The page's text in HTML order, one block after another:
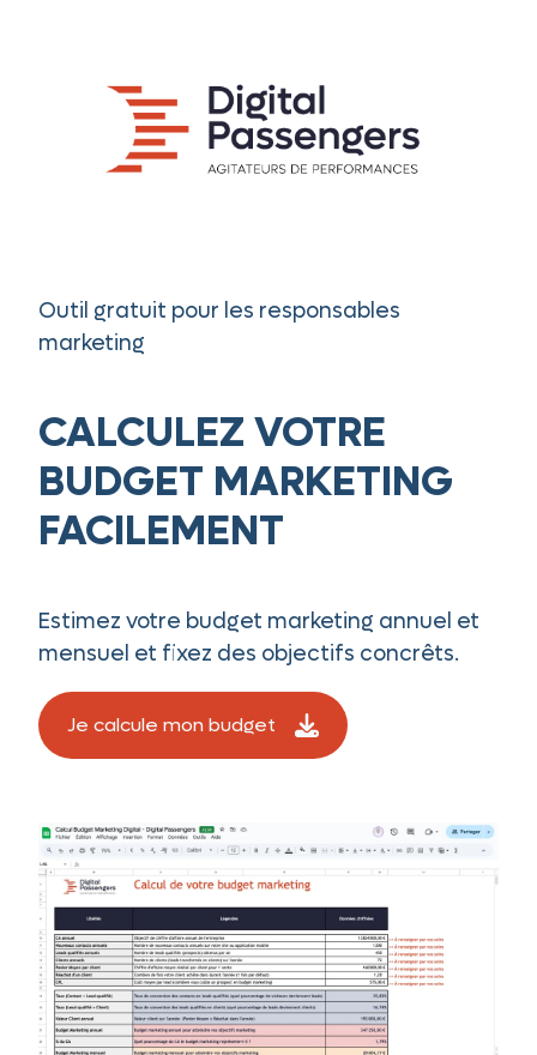
Outil gratuit pour les responsables
marketing
CALCULEZ VOTRE
BUDGET MARKETING
FACILEMENT
Estimez votre budget marketing annuel et
mensuel et fixez des objectifs concrêts.
Je calcule mon budget